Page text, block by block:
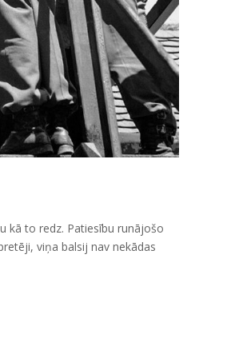
kā to redz. Patiesību runājošo
viņa balsij nav nekādas